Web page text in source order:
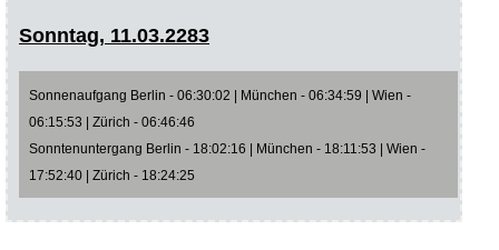
Sonntag, 11.03.2283
Sonnenaufgang Berlin - 06:30:02 | München - 06:34:59 | Wien -
06:15:53 | Zürich - 06:46:46
Sonntenuntergang Berlin - 18:02:16 | München - 18:11:53 | Wien -
17:52:40 | Zürich - 18:24:25